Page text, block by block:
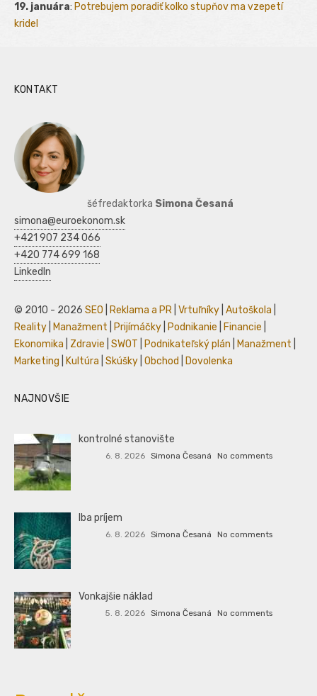
19. januára: Potrebujem poradiť kolko stupňov ma vzepetí
kridel
KONTAKT
šéfredaktorka Simona Česaná
simona@euroekonom.sk
+421 907 234 066
+420 774 699 168
LinkedIn
© 2010 - 2026 SEO Reklama a PR Vrtuľníky Autoškola
Reality
Manažment Prijímáčky Podnikanie Financie
Ekonomika
Zdravie SWOT Podnikateľský plán Manažment
Marketing
Kultúra Skúšky Obchod Dovolenka
NAJNOVŠIE
kontrolné stanovište
6. 8. 2026 Simona Česaná No comments
Iba príjem
6. 8. 2026 Simona Česaná No comments
Vonkajšie náklad
5. 8. 2026 Simona Česaná No comments